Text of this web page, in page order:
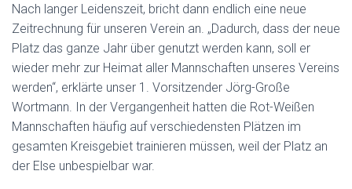
Nach langer Leidenszeit, bricht dann endlich eine neue
Zeitrechnung für unseren Verein an. „Dadurch, dass der neue
Platz das ganze Jahr über genutzt werden kann, soll er
wieder mehr zur Heimat aller Mannschaften unseres Vereins
werden“, erklärte unser 1. Vorsitzender Jörg-Große
Wortmann. In der Vergangenheit hatten die Rot-Weißen
Mannschaften häufig auf verschiedensten Plätzen im
gesamten Kreisgebiet trainieren müssen, weil der Platz an
der Else unbespielbar war.